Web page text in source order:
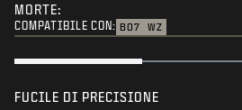
MORTE:
COMPATIBILE CON: BO7 WZ
FUCILE DI PRECISIONE